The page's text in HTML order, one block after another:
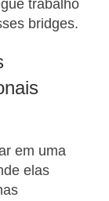
trabalho
bridges.
em uma
elas